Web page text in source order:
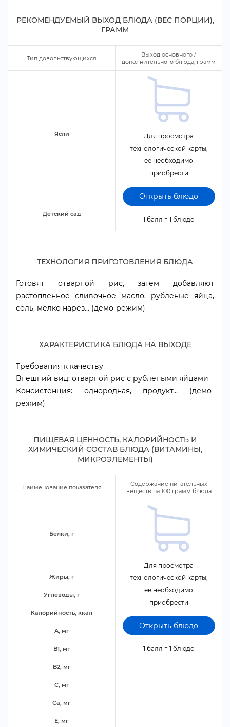
РЕКОМЕНДУЕМЫЙ ВЫХОД БЛЮДА (ВЕС ПОРЦИИ),
ГРАММ
Тип довольствующихся
ыход основного /
дополнительного блюда, грамм
Ясли
Для просмотра
технологической карты,
ее необходимо
приобрести
Открыть блюдо
1 балл = 1 блюдо
Детский сад
ТЕХНОЛОГИЯ ПРИГОТОВЛЕНИЯ БЛЮДА
Готовят отварной рис, затем добавляют
растопленное сливочное масло, рубленые яйца,
соль, мелко нарез... (демо-режим)
ХАРАКТЕРИСТИКА БЛЮДА НА ВЫХОДЕ
Требования к качеству
нешний вид: отварной рис с рублеными яйцами
Консистенция: однородная, продукт... (демо-
режим)
ПИЩЕВАЯ ЦЕННОСТЬ, КАЛОРИЙНОСТЬ И
ХИМИЧЕСКИЙ СОСТАВ БЛЮДА (ВИТАМИНЫ,
МИКРОЭЛЕМЕНТЫ)
Наименование показателя
Содержание питательных
еществ на 100рамм блюда
Белки,
Для просмотра
технологической карты,
ее необходимо
приобрести
Открыть блюдо
1 балл = 1 блюдо
Жиры,
Углеводы,
Калорийность, ккал
A, м
B1, м
B2, м
C, м
Ca, м
E, м